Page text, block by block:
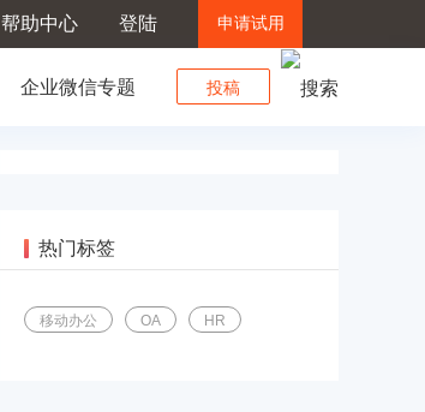
帮助中心 登陆 申请试用
企业微信专题
投稿
热门标签
移动办公 OA HR